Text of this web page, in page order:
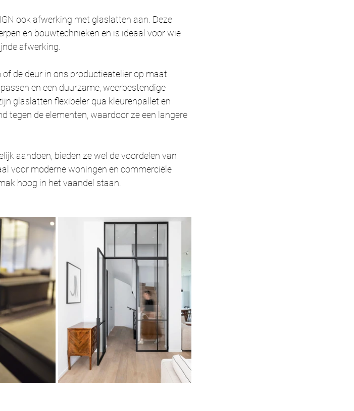
ook afwerking met glaslatten aan. Deze
en bouwtechnieken en is ideaal voor wie
afwerking.
de deur in ons productieatelier op maat
en een duurzame, weerbestendige
glaslatten flexibeler qua kleurenpallet en
tegen de elementen, waardoor ze een langere
aandoen, bieden ze wel de voordelen van
voor moderne woningen en commerciële
hoog in het vaandel staan.